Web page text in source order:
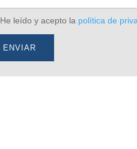
He leído y acepto la política de